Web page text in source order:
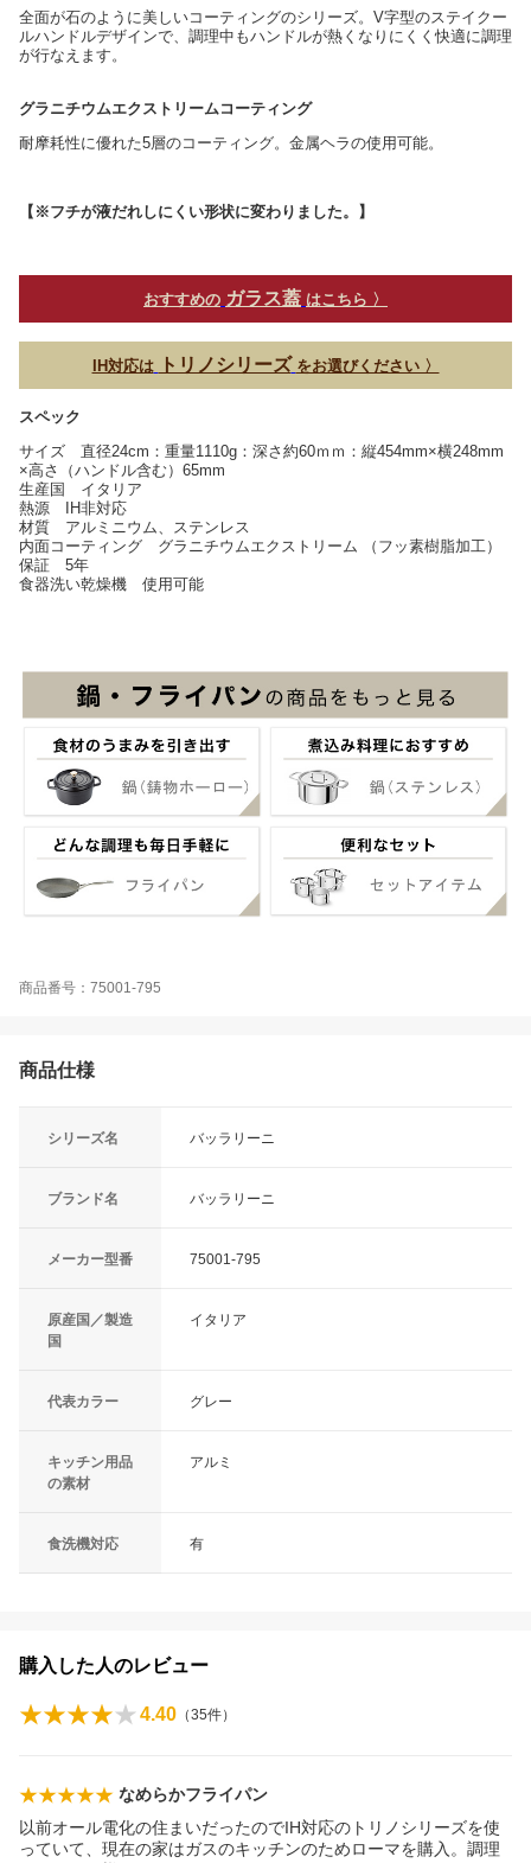
全面が石のように美しいコーティングのシリーズ。V字型のステイクー
ルハンドルデザインで、調理中もハンドルが熱くなりにくく快適に調理
が行なえます。
グラニチウムエクストリームコーティング
耐摩耗性に優れた5層のコーティング。金属ヘラの使用可能。
【※フチが液だれしにくい形状に変わりました。】
おすすめの ガラス蓋 はこちら 〉
IH対応は トリノシリーズ をお選びください 〉
スペック
サイズ 直径24cm：重量1110g：深さ約60ｍｍ：縦454mm×横248mm
×高さ（ハンドル含む）65mm
生産国 イタリア
熱源 IH非対応
材質 アルミニウム、ステンレス
内面コーティング グラニチウムエクストリーム （フッ素樹脂加工）
保証 5年
食器洗い乾燥機 使用可能
商品番号：75001-795
商品仕様
シリーズ名 バッラリーニ
ブランド名 バッラリーニ
メーカー型番 75001-795
原産国／製造
国
イタリア
代表カラー グレー
キッチン用品
の素材
アルミ
食洗機対応 有
購入した人のレビュー
4.40 （35件）
なめらかフライパン
以前オール電化の住まいだったのでIH対応のトリノシリーズを使
っていて、現在の家はガスのキッチンのためローマを購入。調理